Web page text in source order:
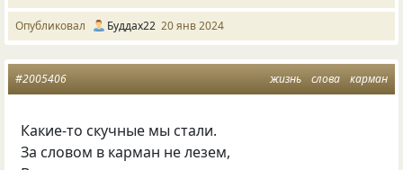
Опубликовал Буддах22 20 янв 2024
жизнь слова карман
#2005406
Какие-то скучные мы стали.
За словом в карман не лезем,